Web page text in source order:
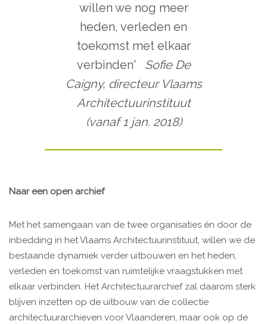
willen we nog meer
heden, verleden en
toekomst met elkaar
verbinden' Sofie De
Caigny, directeur Vlaams
Architectuurinstituut
(vanaf 1 jan. 2018)
Naar een open archief
Met het samengaan van de twee organisaties én door de
inbedding in het Vlaams Architectuurinstituut, willen we de
bestaande dynamiek verder uitbouwen en het heden,
verleden en toekomst van ruimtelijke vraagstukken met
elkaar verbinden. Het Architectuurarchief zal daarom sterk
blijven inzetten op de uitbouw van de collectie
architectuurarchieven voor Vlaanderen, maar ook op de